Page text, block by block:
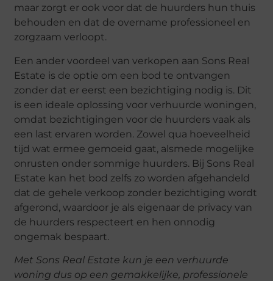
maar zorgt er ook voor dat de huurders hun thuis
behouden en dat de overname professioneel en
zorgzaam verloopt.
Een ander voordeel van verkopen aan Sons Real
Estate is de optie om een bod te ontvangen
zonder dat er eerst een bezichtiging nodig is. Dit
is een ideale oplossing voor verhuurde woningen,
omdat bezichtigingen voor de huurders vaak als
een last ervaren worden. Zowel qua hoeveelheid
tijd wat ermee gemoeid gaat, alsmede mogelijke
onrusten onder sommige huurders. Bij Sons Real
Estate kan het bod zelfs zo worden afgehandeld
dat de gehele verkoop zonder bezichtiging wordt
afgerond, waardoor je als eigenaar de privacy van
de huurders respecteert en hen onnodig
ongemak bespaart.
Met Sons Real Estate kun je een verhuurde
woning dus op een gemakkelijke, professionele